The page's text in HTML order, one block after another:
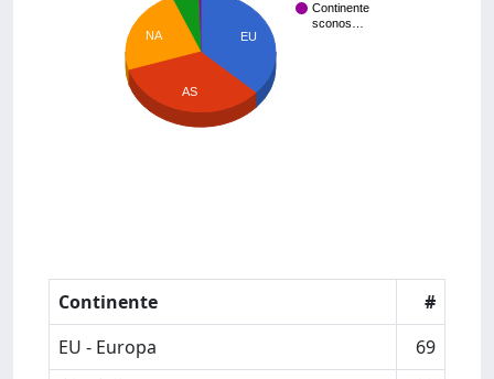
Continente
sconos…
EU
NA
AS
Continente
#
EU - Europa
69